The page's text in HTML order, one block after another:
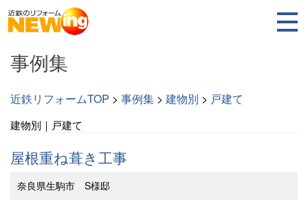
事例集
近鉄リフォームTOP > 事例集 > 建物別 > 戸建て
建物別｜戸建て
屋根重ね葺き工事
奈良県生駒市 S様邸